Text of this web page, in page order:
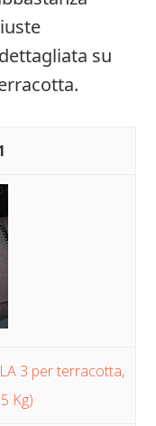
su
3 per terracotta,
Kg)